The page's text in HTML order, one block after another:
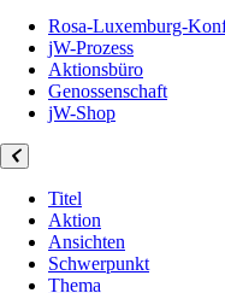
Rosa-Luxemburg-
jW-Prozess
Aktionsbüro
Genossenschaft
jW-Shop
Titel
Aktion
Ansichten
Schwerpunkt
Thema